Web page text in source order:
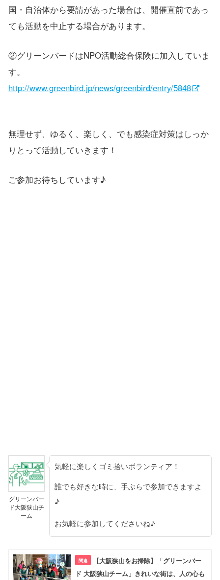
国・自治体から要請があった場合は、開催直前であっ
ても活動を中止する場合があります。
②グリーンバードはNPO活動総合保険に加入していま
す。
http://www.greenbird.jp/news/greenbird/entry/5848
無理せず、ゆるく、楽しく、でも感染症対策はしっか
りとって活動していきます！
ご参加お待ちしています♪
グリーンバー
ド大阪狭山チ
ーム
気軽に楽しくゴミ拾いボランティア！
誰でも好きな時に、手ぶらで参加できますよ
♪
お気軽に参加してくださいね♪
【大阪狭山をお掃除】「グリーンバー
ド 大阪狭山チーム」きれいな街は、人の心も